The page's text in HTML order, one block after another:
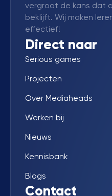
vergroot de kans dat
beklijft. Wij maken
effectief!
Direct naar
Serious games
Projecten
Over Mediaheads
Werken bij
Nieuws
Kennisbank
Blogs
Contact